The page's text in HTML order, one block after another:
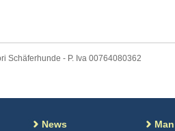
Schäferhunde - P. Iva 00764080362
News